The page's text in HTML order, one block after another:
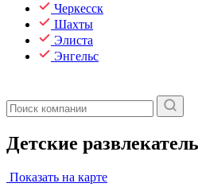
Черкесск
Шахты
Элиста
Энгельс
Детские
Показать на карте